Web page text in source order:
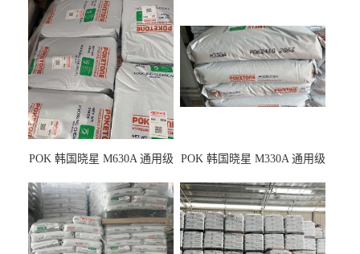
POK 韩国晓星 M630A 通用级
POK 韩国晓星 M330A 通用级